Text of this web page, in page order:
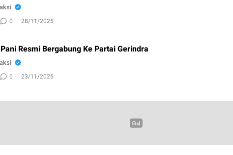
0 28/11/2025
Resmi Bergabung Ke Partai Gerindra
0 23/11/2025